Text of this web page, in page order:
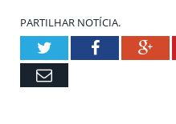
PARTILHAR NOTÍCIA.
TwitterFacebook
Email